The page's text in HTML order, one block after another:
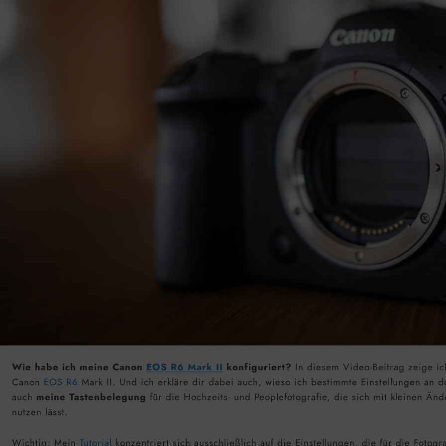
Wie habe ich meine Canon EOS R6 Mark II konfiguriert? In diesem Video-Beitrag zeige
Canon EOS R6 Mark II. Und ich erkläre dir dabei auch, wieso ich bestimmte Einstellungen an
auch meine Tastenbelegung für die Hochzeits- und Peoplefotografie, die sich mit kleinen
nutzen lässt.
Wichtig: Mein Tutorial konzentriert sich ausschließlich auf die Einstellungen, die für die